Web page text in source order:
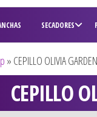
–
SECADORES
» CEPILLO OLIVIA
CEPILLO